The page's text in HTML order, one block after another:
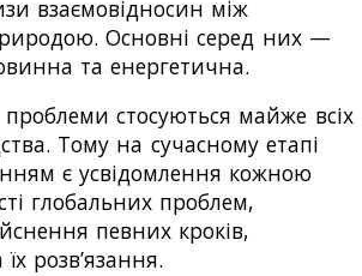
взаємовідносин між
Основні серед них —
та енергетична.
стосуються майже всіх
Тому на сучасному етапі
є усвідомлення кожною
глобальних проблем,
певних кроків,
розв’язання.